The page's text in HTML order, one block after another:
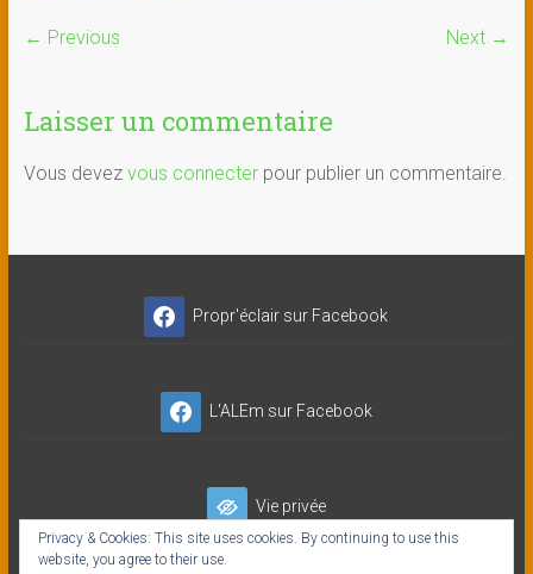
← Previous Next →
Laisser un commentaire
Vous devez vous connecterpour publier un commentaire.
Propr'éclair sur Facebook
L'ALEm sur Facebook
Vie privée
Privacy & Cookies: This site uses cookies. By continuing to use this
website, you agree to their use.